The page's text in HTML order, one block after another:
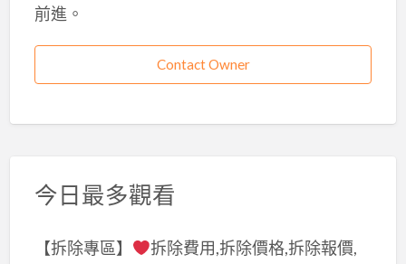
前進。
Contact Owner
今日最多觀看
【拆除專區】
拆除費用,拆除價格,拆除報價,